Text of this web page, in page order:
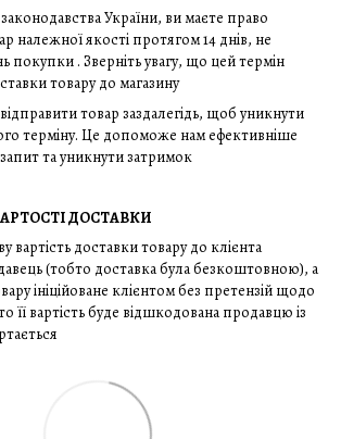
України, ви маєте право
належної якості протягом 14 днів, не
покупки . Зверніть увагу, що цей термін
товару до магазину
товар заздалегідь, щоб уникнути
терміну. Це допоможе нам ефективніше
та уникнути затримок
ДОСТАВКИ
вартість доставки товару до клієнта
(тобто доставка була безкоштовною), а
ініційоване клієнтом без претензій щодо
її вартість буде відшкодована продавцю із